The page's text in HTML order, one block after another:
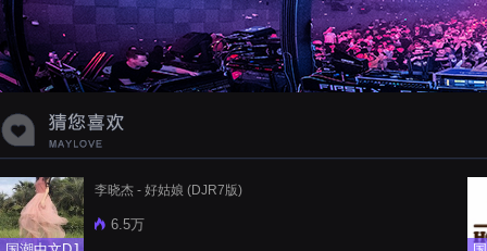
李晓杰 - 好姑娘 (DJR7版)
6.5万